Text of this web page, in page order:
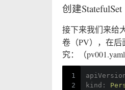
创建StatefulSet
接下来我们来给
卷（PV），在后
究：（pv001.yaml
1
2
kind: